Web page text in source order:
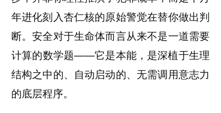
年进化刻入杏仁核的原始警觉在替你做出判
断。安全对于生命体而言从来不是一道需要
计算的数学题——它是本能，是深植于生理
结构之中的、自动启动的、无需调用意志力
的底层程序。